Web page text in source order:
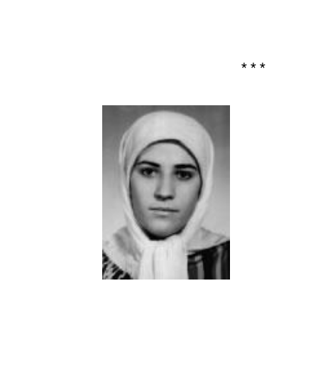
* * *